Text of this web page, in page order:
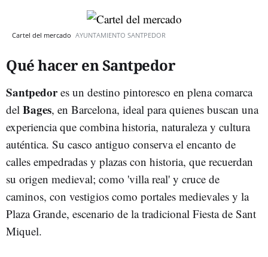
Cartel del mercado AYUNTAMIENTO SANTPEDOR
Qué hacer en Santpedor
Santpedores un destino pintoresco en plena comarca
del Bages, en Barcelona, ideal para quienes buscan una
experiencia que combina historia, naturaleza y cultura
auténtica. Su casco antiguo conserva el encanto de
calles empedradas y plazas con historia, que recuerdan
su origen medieval; como 'villa real' y cruce de
caminos, con vestigios como portales medievales y la
Plaza Grande, escenario de la tradicional Fiesta de Sant
Miquel.